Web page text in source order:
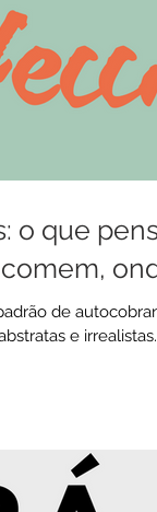
o que
de
e irrealistas.